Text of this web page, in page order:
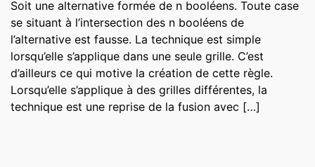
Soit une alternative formée de n booléens. Toute case
se situant à l’intersection des n booléens de
l’alternative est fausse. La technique est simple
lorsqu’elle s’applique dans une seule grille. C’est
d’ailleurs ce qui motive la création de cette règle.
Lorsqu’elle s’applique à des grilles différentes, la
technique est une reprise de la fusion avec […]